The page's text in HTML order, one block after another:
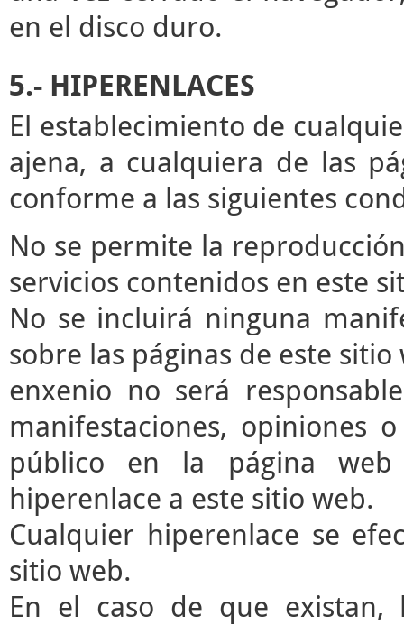
en el disco duro.
5.- HIPERENLACES
El establecimiento de
ajena, a cualquiera de las
conforme a las siguientes
No se permite la
servicios contenidos en este
No se incluirá ninguna
sobre las páginas de este sitio
enxenio no será
manifestaciones, opiniones
público en la página
hiperenlace a este sitio web.
Cualquier hiperenlace se
sitio web.
En el caso de que existan,